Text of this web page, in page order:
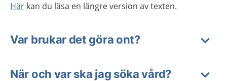
Här kan du läsa en längre version av texten.
Var brukar det göra ont?
När och var ska jag söka vård?